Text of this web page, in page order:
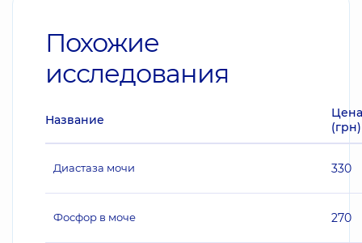
Похожие
исследования
Название
Цена
(грн)
Диастаза мочи 330
Фосфор в моче 270